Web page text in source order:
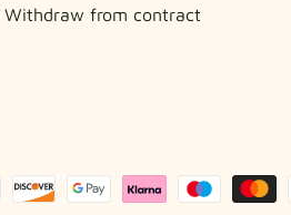
Withdraw from contract